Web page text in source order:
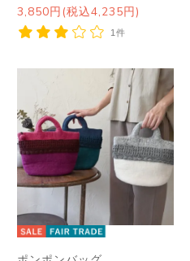
3,850円(税込4,235円)
1件